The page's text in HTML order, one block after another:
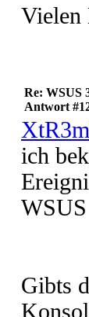
Vielen
Re: WSUS
Antwort
ich
Gibts